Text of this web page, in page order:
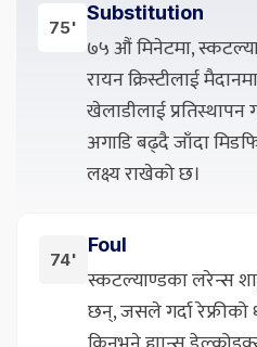
75'
Substitution
७५ औं मिनेटमा,
रायन क्रिस्टीलाई
खेलाडीलाई प्रतिस्थापन
अगाडि बढ्दै जाँदा
लक्ष्य राखेको छ।
74'
Foul
स्कटल्याण्डका लरेन्स
छन्, जसले गर्दा